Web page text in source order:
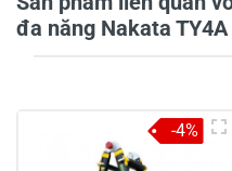
Tiêu đề của nhận xét *
đa năng Nakata TY4A
-4%